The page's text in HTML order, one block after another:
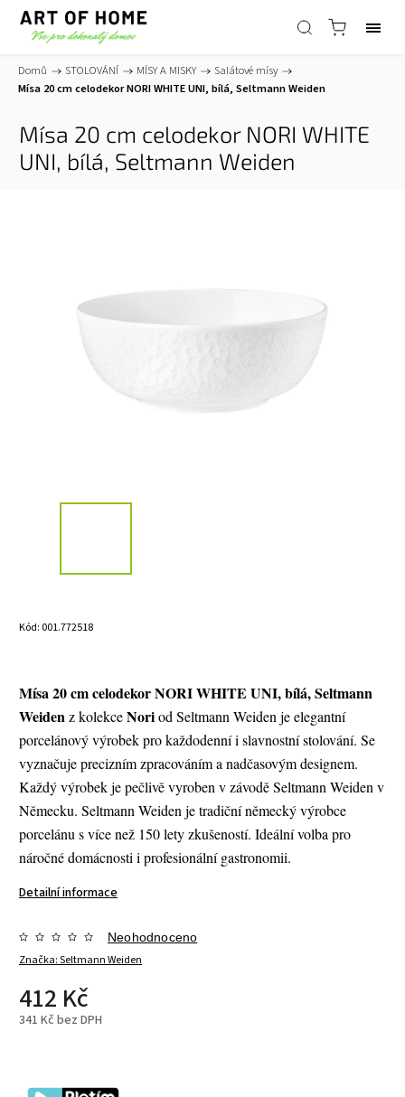
Domů / STOLOVÁNÍ / MÍSY A MISKY / Salátové mísy /
Mísa 20 cm celodekor NORI WHITE UNI, bílá, Seltmann Weiden
Mísa 20 cm celodekor NORI WHITE
UNI, bílá, Seltmann Weiden
Kód: 001.772518
Mísa 20 cm celodekor NORI WHITE UNI, bílá, Seltmann
Weiden z kolekceNoriod Seltmann Weiden je elegantní
porcelánový výrobek pro každodenní i slavnostní stolování. Se
vyznačuje precizním zpracováním a nadčasovým designem.
Každý výrobek je pečlivě vyroben v závodě Seltmann Weiden v
Německu. Seltmann Weiden je tradiční německý výrobce
porcelánu s více než 150 lety zkušeností. Ideální volba pro
náročné domácnosti i profesionální gastronomii.
Detailní informace
Značka:Seltmann Weiden
Neohodnoceno
412 Kč
341 Kč bez DPH